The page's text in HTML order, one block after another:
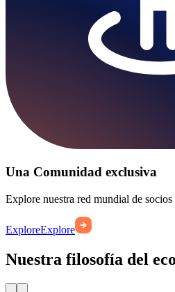
Una Comunidad exclusiva
Explore nuestra red mundial de
ExploreExplore
Nuestra filosofía del